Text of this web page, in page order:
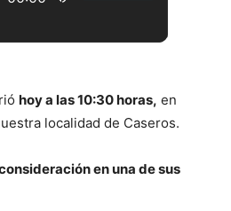
hoy a las 10:30 horas, en
localidad de Caseros.
en una de sus